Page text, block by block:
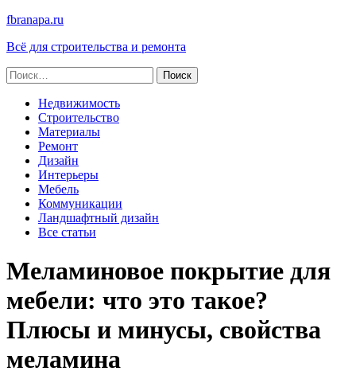
fbranapa.ru
Всё для строительства и ремонта
Найти:
Недвижимость
Строительство
Материалы
Ремонт
Дизайн
Интерьеры
Мебель
Коммуникации
Ландшафтный дизайн
Все статьи
Меламиновое покрытие для
мебели: что это такое?
Плюсы и минусы, свойства
меламина